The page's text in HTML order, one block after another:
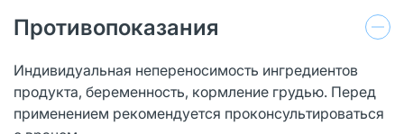
Противопоказания
Индивидуальная непереносимость ингредиентов
продукта, беременность, кормление грудью. Перед
применением рекомендуется проконсультироваться